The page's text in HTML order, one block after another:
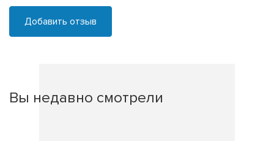
Добавить отзыв
Вы недавно смотрели